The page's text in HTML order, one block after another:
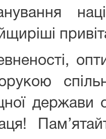
держави